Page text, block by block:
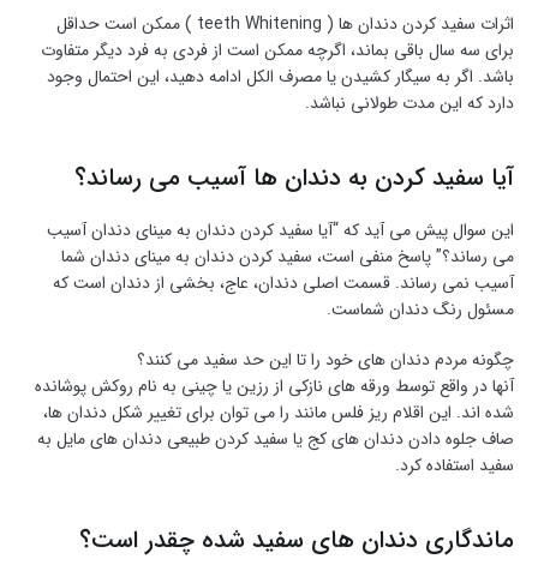
اثرات سفید کردن دندان ها ( teeth Whitening ) ممکن است حداقل
برای سه سال باقی بماند، اگرچه ممکن است از فردی به فرد دیگر متفاوت
باشد. اگر به سیگار کشیدن یا مصرف الکل ادامه دهید، این احتمال وجود
دارد که این مدت طولانی نباشد.
آیا سفید کردن به دندان ها آسیب می رساند؟
این سوال پیش می آید که “آیا سفید کردن دندان به مینای دندان آسیب
می رساند؟” پاسخ منفی است، سفید کردن دندان به مینای دندان شما
آسیب نمی رساند. قسمت اصلی دندان، عاج، بخشی از دندان است که
مسئول رنگ دندان شماست.
چگونه مردم دندان های خود را تا این حد سفید می کنند؟
آنها در واقع توسط ورقه های نازکی از رزین یا چینی به نام روکش پوشانده
شده اند. این اقلام ریز فلس مانند را می توان برای تغییر شکل دندان ها،
صاف جلوه دادن دندان های کج یا سفید کردن طبیعی دندان های مایل به
سفید استفاده کرد.
ماندگاری دندان های سفید شده چقدر است؟